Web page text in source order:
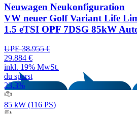
Neuwagen Neukonfiguration
VW neuer Golf Variant Life
1.5 eTSI OPF 7DSG 85kW
UPE 38.955 €
29.884 €
inkl. 19% MwSt.
du sparst
23,3%
85 kW (116 PS)